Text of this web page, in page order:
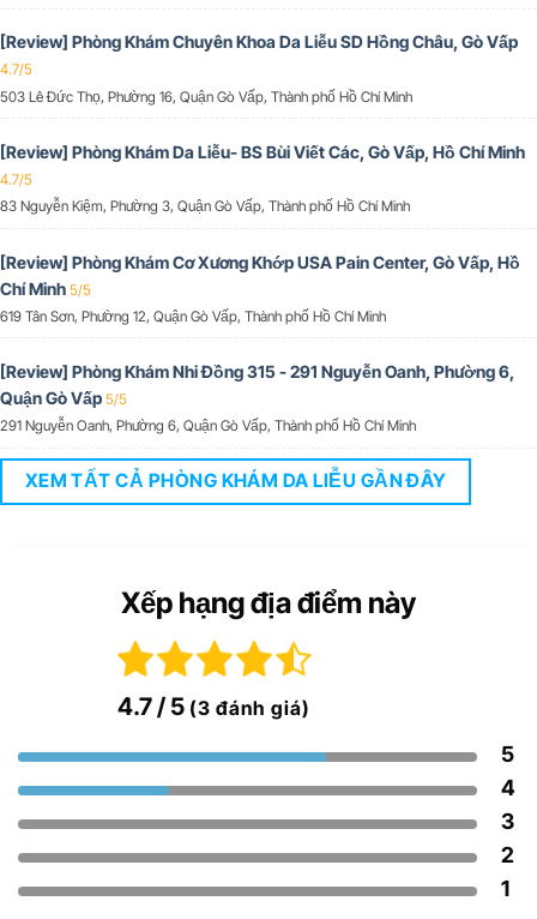
[Review] Phòng Khám Chuyên Khoa Da Liễu SD Hồng Châu, Gò Vấp
4.7/5
503 Lê Đức Thọ, Phường 16, Quận Gò Vấp, Thành phố Hồ Chí Minh
[Review] Phòng Khám Da Liễu- BS Bùi Viết Các, Gò Vấp, Hồ Chí Minh
4.7/5
83 Nguyễn Kiệm, Phường 3, Quận Gò Vấp, Thành phố Hồ Chí Minh
[Review] Phòng Khám Cơ Xương Khớp USA Pain Center, Gò Vấp, Hồ
Chí Minh 5/5
619 Tân Sơn, Phường 12, Quận Gò Vấp, Thành phố Hồ Chí Minh
[Review] Phòng Khám Nhi Đồng 315 - 291 Nguyễn Oanh, Phường 6,
Quận Gò Vấp 5/5
291 Nguyễn Oanh, Phường 6, Quận Gò Vấp, Thành phố Hồ Chí Minh
XEM TẤT CẢ PHÒNG KHÁM DA LIỄU GẦN ĐÂY
Xếp hạng địa điểm này
4.7/ 5 (3 đánh giá)
5
4
3
2
1